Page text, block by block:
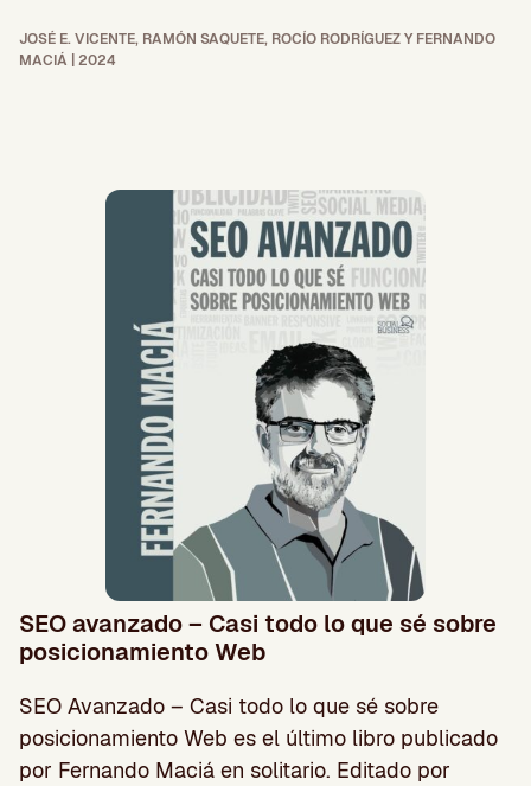
JOSÉ E. VICENTE, RAMÓN SAQUETE, ROCÍO RODRÍGUEZ Y FERNANDO
MACIÁ | 2024
SEO avanzado – Casi todo lo que sé sobre
posicionamiento Web
SEO Avanzado – Casi todo lo que sé sobre
posicionamiento Web es el último libro publicado
por Fernando Maciá en solitario. Editado por